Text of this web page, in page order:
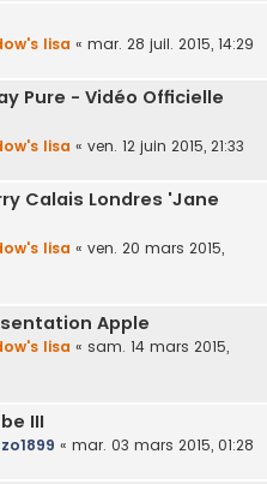
lisa « mar. 28 juil. 2015, 14:29
Pure - Vidéo Officielle
lisa « ven. 12 juin 2015, 21:33
Calais Londres 'Jane
lisa « ven. 20 mars 2015,
Apple
lisa « sam. 14 mars 2015,
III
« mar. 03 mars 2015, 01:28